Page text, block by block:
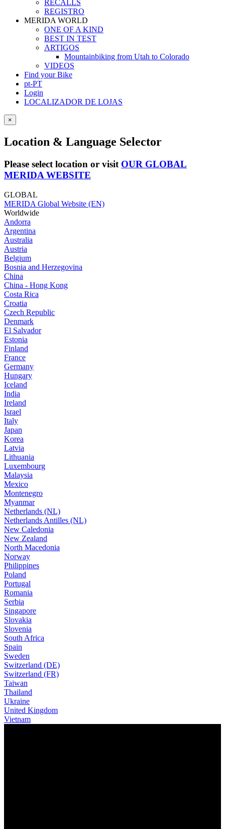
RECALLS
REGISTRO
MERIDA WORLD
ONE OF A KIND
BEST IN TEST
ARTIGOS
Mountainbiking from Utah to Colorado
VIDEOS
Find your Bike
pt-PT
Login
LOCALIZADOR DE LOJAS
×
Location & Language Selector
Please select location or visit OUR GLOBAL
MERIDA WEBSITE
GLOBAL
MERIDA Global Website (EN)
Worldwide
Andorra
Argentina
Australia
Austria
Belgium
Bosnia and Herzegovina
China
China - Hong Kong
Costa Rica
Croatia
Czech Republic
Denmark
El Salvador
Estonia
Finland
France
Germany
Hungary
Iceland
India
Ireland
Israel
Italy
Japan
Korea
Latvia
Lithuania
Luxembourg
Malaysia
Mexico
Montenegro
Myanmar
Netherlands (NL)
Netherlands Antilles (NL)
New Caledonia
New Zealand
North Macedonia
Norway
Philippines
Poland
Portugal
Romania
Serbia
Singapore
Slovakia
Slovenia
South Africa
Spain
Sweden
Switzerland (DE)
Switzerland (FR)
Taiwan
Thailand
Ukraine
United Kingdom
Vietnam